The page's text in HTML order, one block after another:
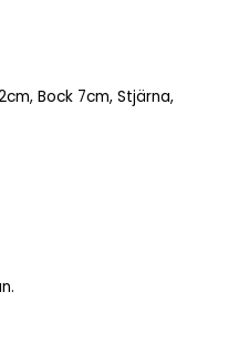
Bock 7cm, Stjärna,